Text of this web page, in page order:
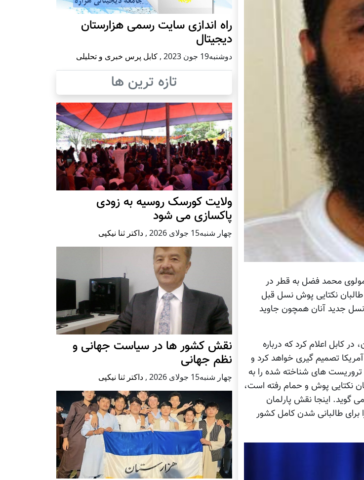
محمد فضل به قطر در
نکتایی پوش نسل قبل
جدید آنان همچون جاوید
کابل اعلام کرد که درباره
آمریکا تصمیم گیری خواهد کرد و
های شناخته شده را به
نکتایی پوش و حمام رفته است،
گوید. اینجا نقش پارلمان
طالبانی شدن کامل کشور
راه اندازی سایت رسمی هزارستان
دیجیتال
دوشنبه19 جون 2023 , کابل پرس خبری و تحلیلی
تازه ترین ها
ولایت کورسک روسیه به زودی
پاکسازی می شود
چهار شنبه15 جولای 2026 , داکتر ثنا نیکپی
نقش کشور ها در سیاست جهانی و
نظم جهانی
چهار شنبه15 جولای 2026 , داکتر ثنا نیکپی